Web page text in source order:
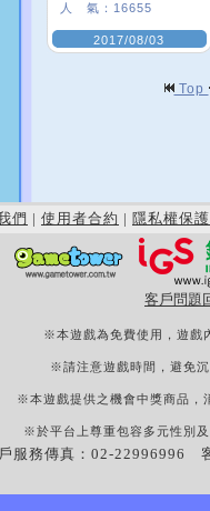
人 氣： 16655
2017/08/03
Top
們 | 使用者合約 | 隱私權保護
客戶問題
※本遊戲為免費使用，遊戲
※請注意遊戲時間，避免
※本遊戲提供之機會中獎商品，
※於平台上尊重包容多元性別
服務傳真：02-22996996